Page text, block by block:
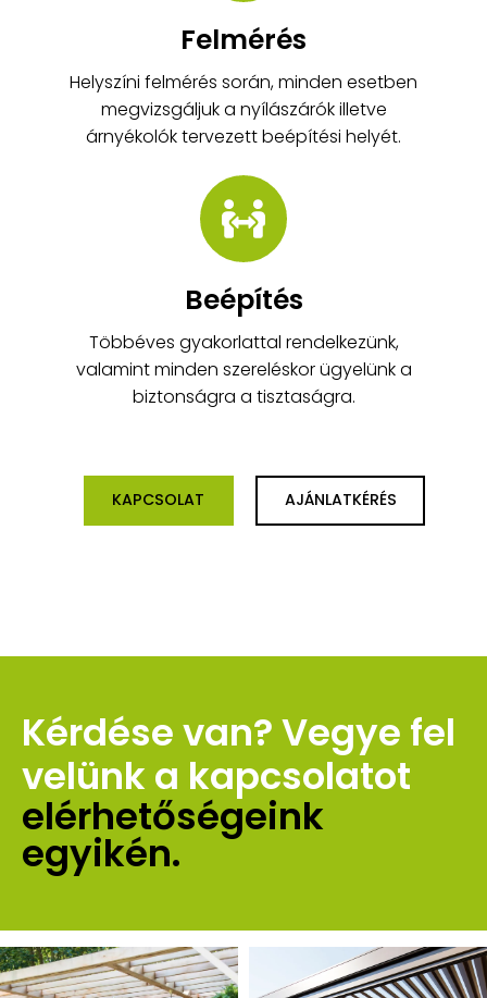
Felmérés
Helyszíni felmérés során, minden esetben
megvizsgáljuk a nyílászárók illetve
árnyékolók tervezett beépítési helyét.
Beépítés
Többéves gyakorlattal rendelkezünk,
valamint minden szereléskor ügyelünk a
biztonságra a tisztaságra.
KAPCSOLAT AJÁNLATKÉRÉS
Kérdése van? Vegye fel
velünk a kapcsolatot
elérhetőségeink
egyikén.